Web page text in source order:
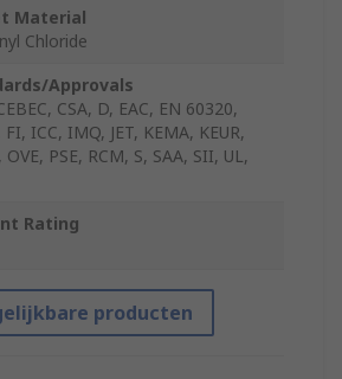
Material
Chloride
Approvals
CSA, D, EAC, EN 60320,
FI, ICC, IMQ, JET, KEMA, KEUR,
OVE, PSE, RCM, S, SAA, SII, UL,
Rating
producten